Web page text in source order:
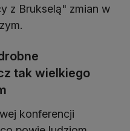
z Brukselą" zmian w
tak wielkiego
konferencji